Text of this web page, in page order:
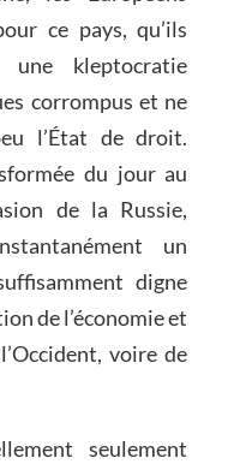
ce pays, qu’ils
une kleptocratie
corrompus et ne
l’État de droit.
du jour au
de la Russie,
un
digne
de l’économie et
voire de
seulement